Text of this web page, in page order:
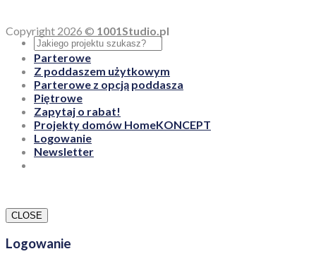
Copyright 2026 © 1001Studio.pl
Parterowe
Z poddaszem użytkowym
Parterowe z opcją poddasza
Piętrowe
Zapytaj o rabat!
Projekty domów HomeKONCEPT
Logowanie
Newsletter
CLOSE
Logowanie